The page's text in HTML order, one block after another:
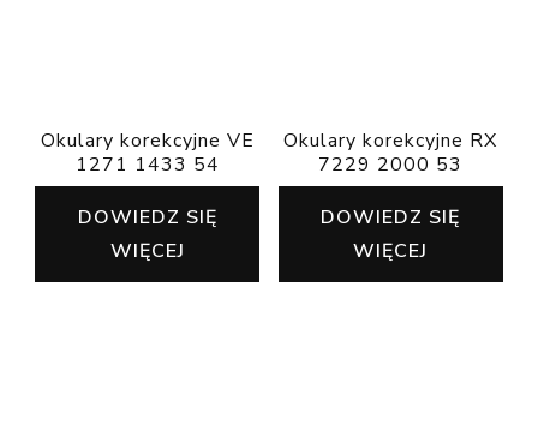
Okulary korekcyjne VE
1271 1433 54
DOWIEDZ SIĘ
WIĘCEJ
Okulary korekcyjne RX
7229 2000 53
DOWIEDZ SIĘ
WIĘCEJ